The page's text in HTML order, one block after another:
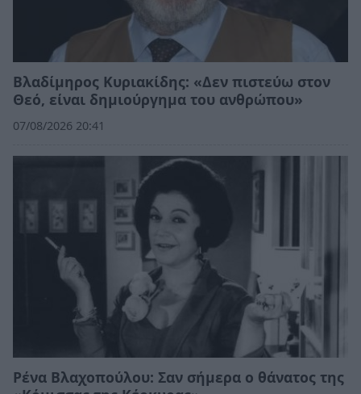
Βλαδίμηρος Κυριακίδης: «Δεν πιστεύω στον
Θεό, είναι δημιούργημα του ανθρώπου»
07/08/2026 20:41
Ρένα Βλαχοπούλου: Σαν σήμερα ο θάνατος της